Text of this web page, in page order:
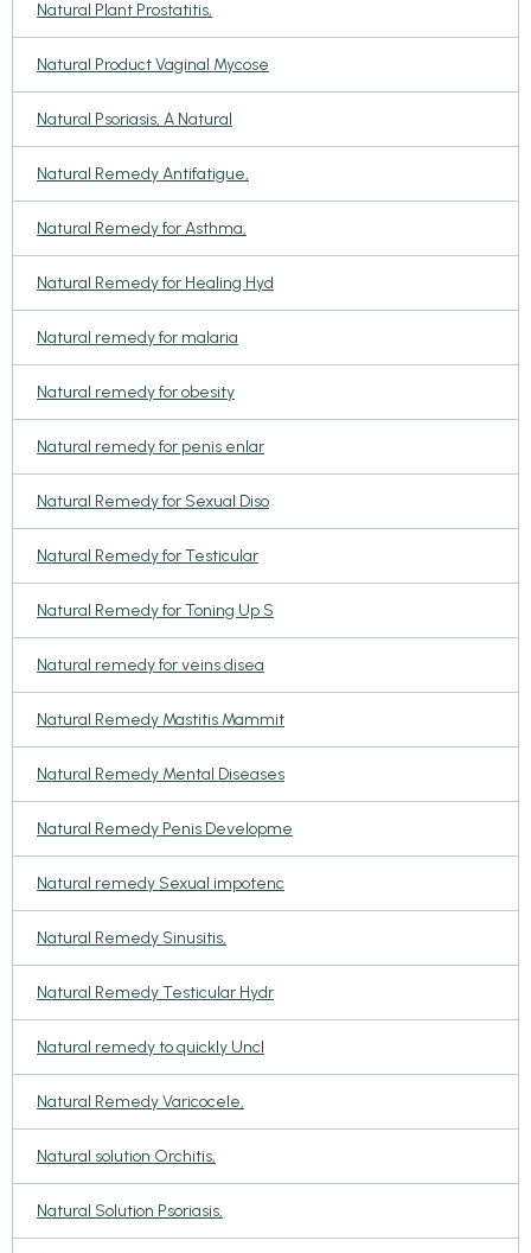
Natural Plant Prostatitis,
Natural Product Vaginal Mycose
Natural Psoriasis, A Natural
Natural Remedy Antifatigue,
Natural Remedy for Asthma,
Natural Remedy for Healing Hyd
Natural remedy for malaria
Natural remedy for obesity
Natural remedy for penis enlar
Natural Remedy for Sexual Diso
Natural Remedy for Testicular
Natural Remedy for Toning Up S
Natural remedy for veins disea
Natural Remedy Mastitis Mammit
Natural Remedy Mental Diseases
Natural Remedy Penis Developme
Natural remedy Sexual impotenc
Natural Remedy Sinusitis,
Natural Remedy Testicular Hydr
Natural remedy to quickly Uncl
Natural Remedy Varicocele,
Natural solution Orchitis,
Natural Solution Psoriasis,